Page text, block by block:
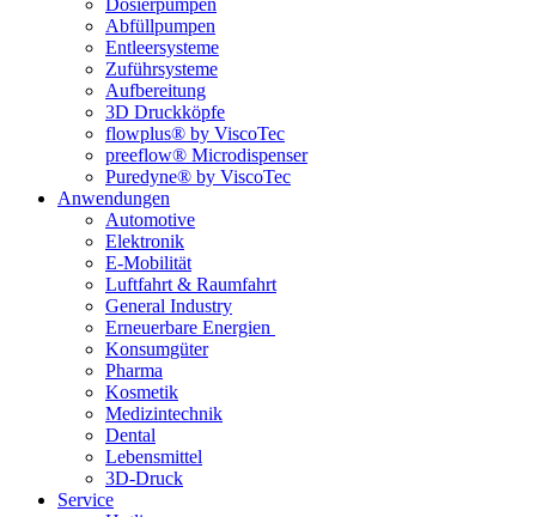
Dosierpumpen
Abfüllpumpen
Entleersysteme
Zuführsysteme
Aufbereitung
3D Druckköpfe
flowplus® by ViscoTec
preeflow® Microdispenser
Puredyne® by ViscoTec
Anwendungen
Automotive
Elektronik
E-Mobilität
Luftfahrt & Raumfahrt
General Industry
Erneuerbare Energien
Konsumgüter
Pharma
Kosmetik
Medizintechnik
Dental
Lebensmittel
3D-Druck
Service